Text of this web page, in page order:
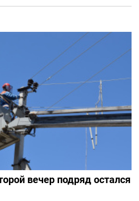
вечер подряд остался